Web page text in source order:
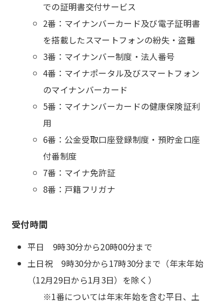
での証明書交付サービス
2番：マイナンバーカード及び電子証明書
を搭載したスマートフォンの紛失・盗難
3番：マイナンバー制度・法人番号
4番：マイナポータル及びスマートフォン
のマイナンバーカード
5番：マイナンバーカードの健康保険証利
用
6番：公金受取口座登録制度・預貯金口座
付番制度
7番：マイナ免許証
8番：戸籍フリガナ
受付時間
平日 9時30分から20時00分まで
土日祝 9時30分から17時30分まで（年末年始
（12月29日から1月3日）を除く）
※1番については年末年始を含む平日、土